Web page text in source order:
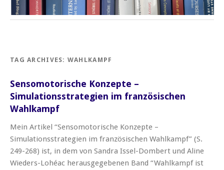
TAG ARCHIVES: WAHLKAMPF
Sensomotorische Konzepte –
Simulationsstrategien im französischen
Wahlkampf
Mein Artikel “Sensomotorische Konzepte –
Simulationsstrategien im französischen Wahlkampf” (S.
249-268) ist, in dem von Sandra Issel-Dombert und Aline
Wieders-Lohéac herausgegebenen Band “Wahlkampf ist